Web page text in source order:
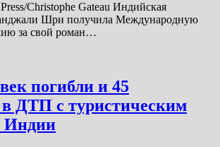
Christophe Gateau Индийская
Шри получила Международную
за свой роман…
погибли и 45
в ДТП с туристическим
Индии